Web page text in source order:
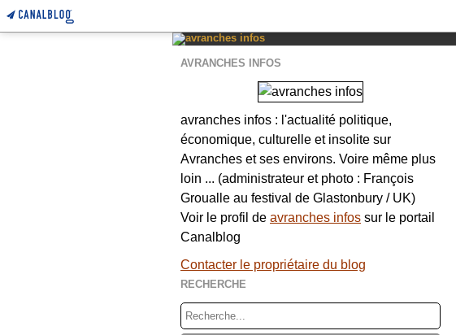
AVRANCHES INFOS
avranches infos : l'actualité politique,
économique, culturelle et insolite sur
Avranches et ses environs. Voire même plus
loin ... (administrateur et photo : François
Groualle au festival de Glastonbury / UK)
Voir le profil de avranches infos sur le portail
Canalblog
Contacter le propriétaire du blog
RECHERCHE